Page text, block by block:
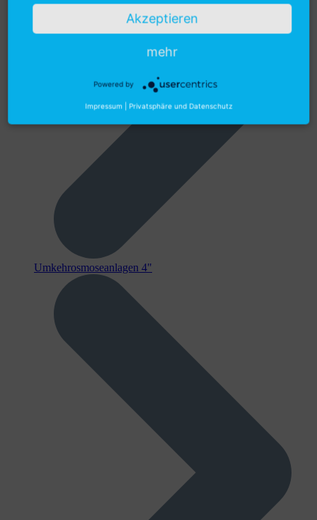
Umkehrosmoseanlagen 4"
Akzeptieren
mehr
Powered by
Impressum Privatsphäre und Datenschutz